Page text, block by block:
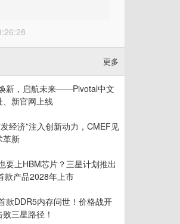
更多
新，启航未来——Pivotal中文
新官网上线
经济”注入创新动力，CMEF见
革新
要上HBM芯片？三星计划推出
款产品2028年上市
款DDR5内存问世！价格战开
三星路径！